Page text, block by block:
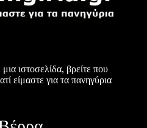
ιστοσελίδα, βρείτε που
είμαστε για τα πανηγύρια